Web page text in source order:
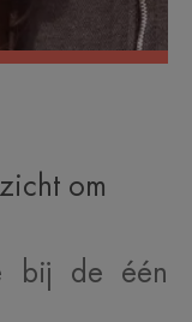
om
bij de één